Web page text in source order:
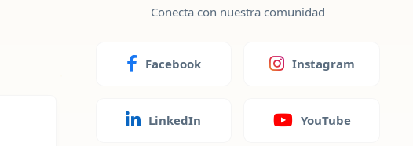
Conecta con nuestra comunidad
Facebook Instagram
LinkedIn YouTube